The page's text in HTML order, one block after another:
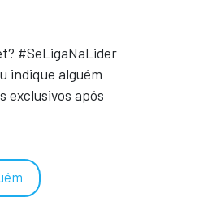
#SeLigaNaLider
indique alguém
exclusivos após